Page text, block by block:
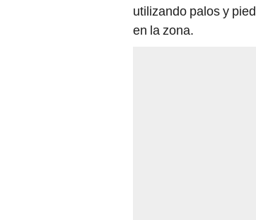
utilizando palos y
en la zona.